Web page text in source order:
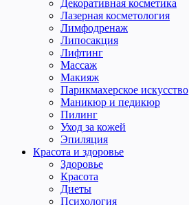
Декоративная косметика
Лазерная косметология
Лимфодренаж
Липосакция
Лифтинг
Массаж
Макияж
Парикмахерское искусство
Маникюр и педикюр
Пилинг
Уход за кожей
Эпиляция
Красота и здоровье
Здоровье
Красота
Диеты
Психология